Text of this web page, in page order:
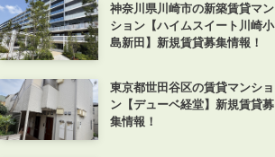
神奈川県川崎市の新築賃貸マン
ション【ハイムスイート川崎小
島新田】新規賃貸募集情報！
東京都世田谷区の賃貸マンショ
ン【デューベ経堂】新規賃貸募
集情報！